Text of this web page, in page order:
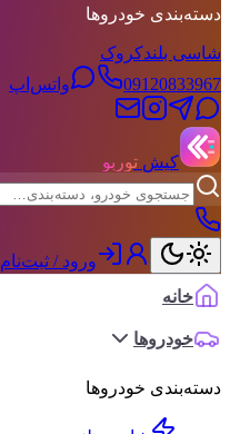
دسته‌بندی خودروها
شاسی بلندکروک
09120833967
واتس‌اپ
کیش توربو
ورود / ثبت‌نام
خانه
خودروها
دسته‌بندی خودروها